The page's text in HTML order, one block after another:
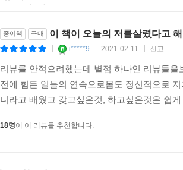
종이책 구매 이 책이 오늘의 저를살렸다고
| i*****9 | 2021-02-11 | 신고
리뷰를 안적으려했는데 별점 하나인 리뷰들
전에 힘든 일들의 연속으로몸도 정신적으로